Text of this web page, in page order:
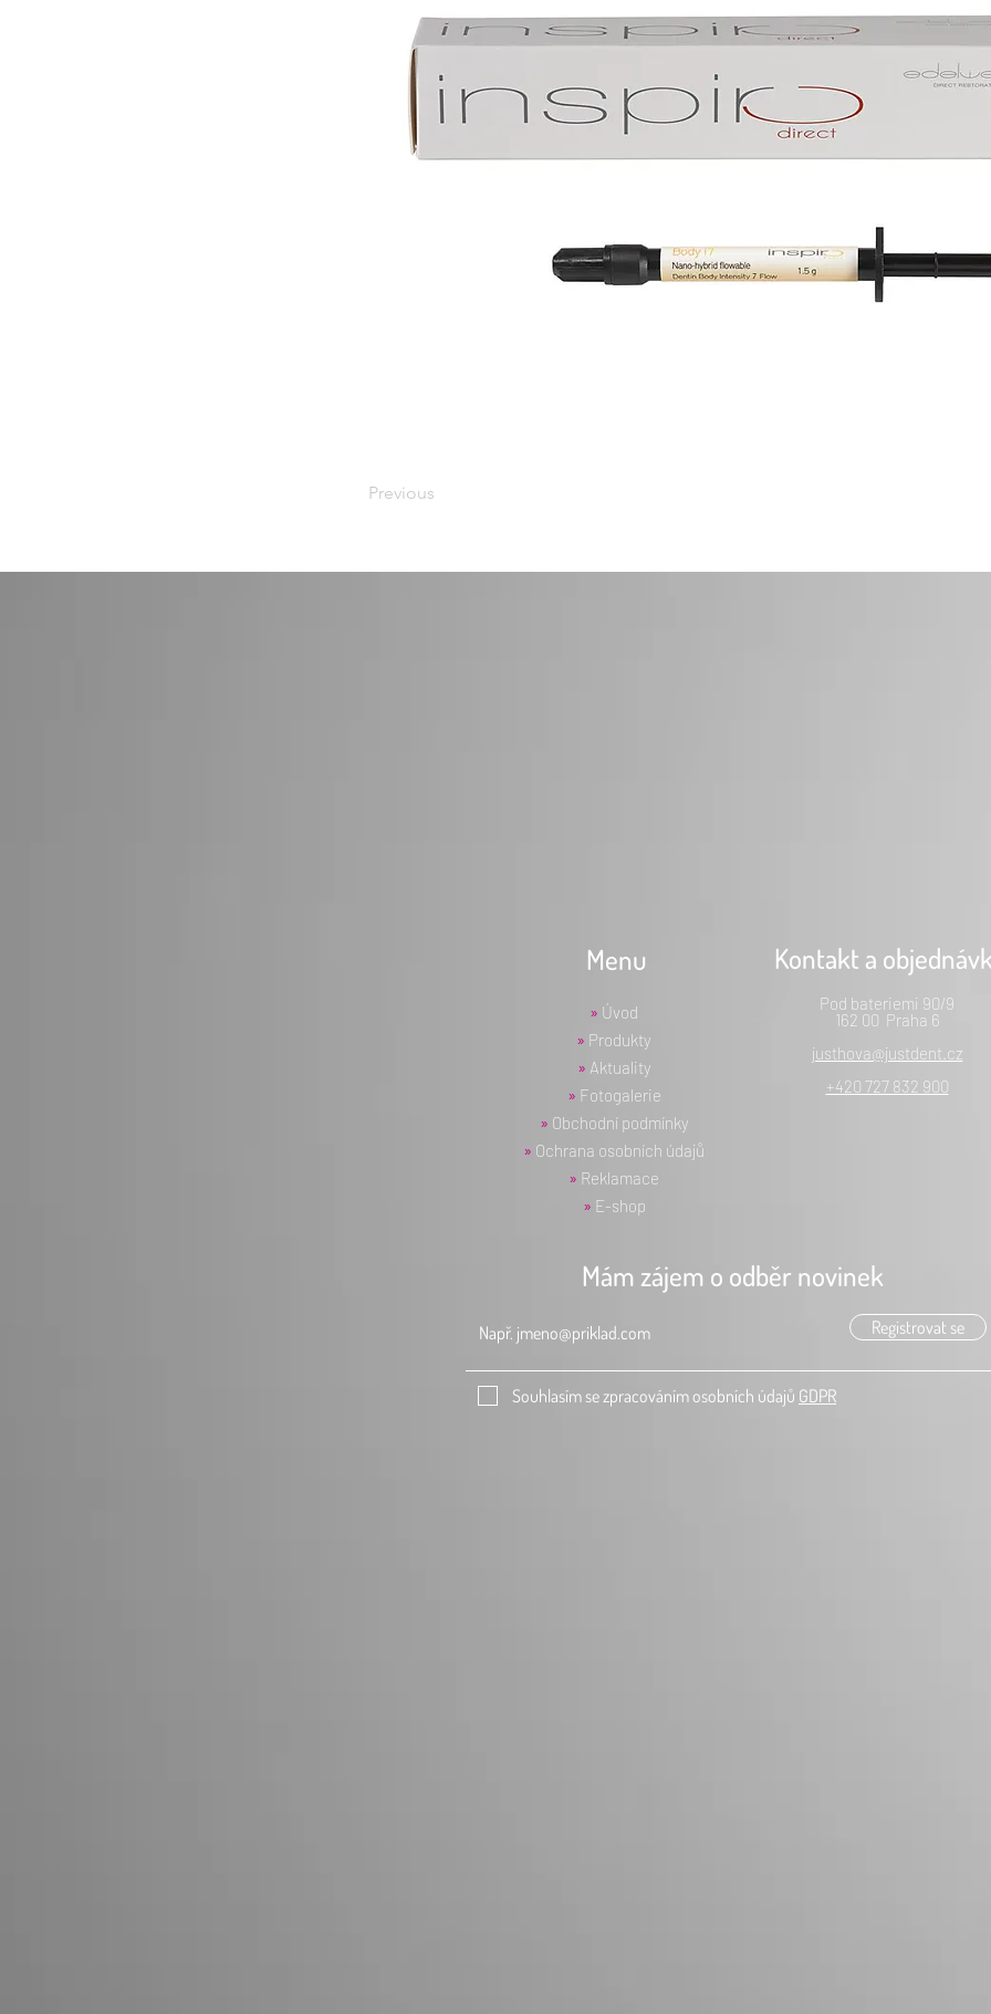
Previous
Menu
» Úvod
» Produkty
» Aktuality
» Fotogalerie
» Obchodní podmínky
» Ochrana osobních údajů
» Reklamace
» E-shop
Kontakt a
Pod bateriemi 90/9
162 00 Praha 6
justhova@justdent.cz
+420 727 832 900
Mám zájem o odběr novinek
Registrovat se
Souhlasím se zpracováním osobních údajů GDPR